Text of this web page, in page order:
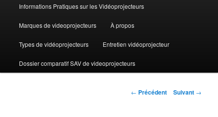
Informations Pratiques sur les Vidéoprojecteurs
Marques de videoprojecteurs À propos
Types de vidéoprojecteurs Entretien vidéoprojecteur
Dossier comparatif SAV de videoprojecteurs
Navigation des articles
← Précédent Suivant →